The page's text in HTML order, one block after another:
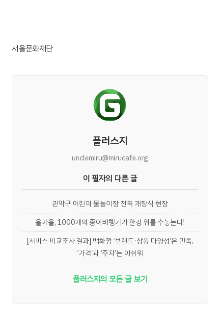
서울문화재단
플러스지
unclemiru@mirucafe.org
이 필자의 다른 글
관악구 어린이 물놀이장 전격 개장식 현장
올가을, 1000개의 종이비행기가 한강 위를 수놓는다!
[서비스 비교조사 결과] 백화점 ‘브랜드·상품 다양성’은 만족,
‘가격’과 ‘주차’는 아쉬워
플러스지의 모든 글 보기